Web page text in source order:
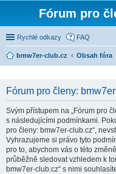
Fórum pro
Rychlé odkazy FAQ
bmw7er-club.cz
Obsah fóra
Fórum pro členy:
Svým přístupem na „Fórum pro
s následujícími podmínkami.
pro členy: bmw7er-club.cz“,
Vyhrazujeme si právo tyto
pro to, abychom vás o této
průběžně sledovat vzhledem k
bmw7er-club.cz“ s nimi